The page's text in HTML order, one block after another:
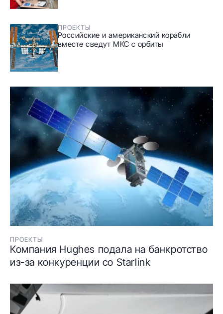
ПРОЕКТЫ
Российские и американский корабли
вместе сведут МКС с орбиты
ПРОЕКТЫ
Компания Hughes подала на банкротство
из-за конкуренции со Starlink